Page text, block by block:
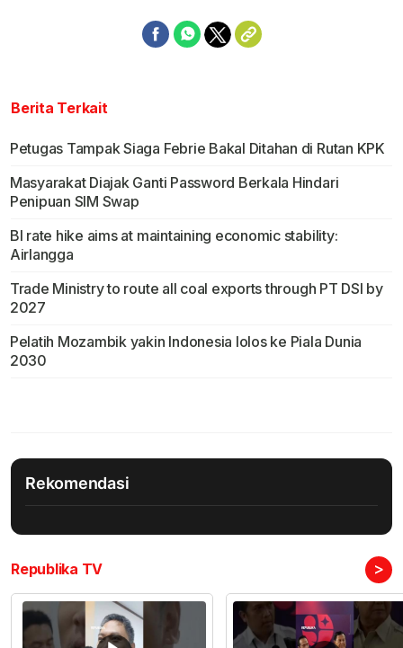
Berita Terkait
Petugas Tampak Siaga Febrie Bakal Ditahan di Rutan KPK
Masyarakat Diajak Ganti Password Berkala Hindari
Penipuan SIM Swap
BI rate hike aims at maintaining economic stability:
Airlangga
Trade Ministry to route all coal exports through PT DSI by
2027
Pelatih Mozambik yakin Indonesia lolos ke Piala Dunia
2030
Rekomendasi
Republika TV >